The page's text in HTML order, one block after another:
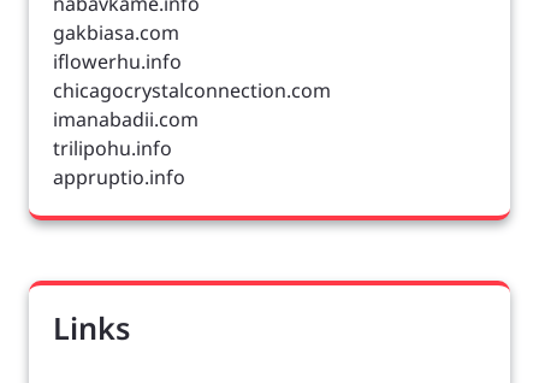
gakbiasa.com
iflowerhu.info
chicagocrystalconnection.com
imanabadii.com
trilipohu.info
appruptio.info
Links